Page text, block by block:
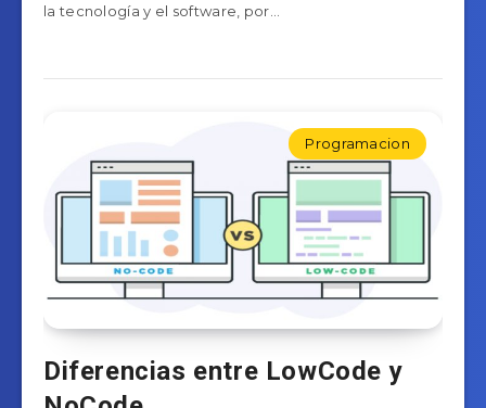
la tecnología y el software, por…
Programacion
Diferencias entre LowCode y